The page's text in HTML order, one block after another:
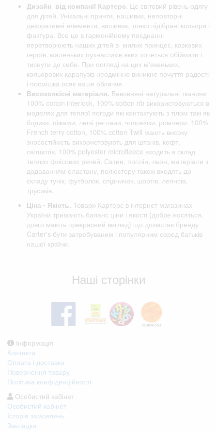
Дизайн від компанії Картерс . Це світовий рівень одягу
для дітей. Унікальні принти, нашивки, неповторні
декоративні елементи, вишивка, тонко підібрані кольори і
фактура. Все це в гармонійному поєднанні
перетворюють наших дітей в милих принцес, казкових
героїв, маленьких пухнастиків яких хочеться обіймати і
тиснути до себе. При погляді на цих м'якеньких,
кольорових карапузів неодмінно виникне почуття радості
і посмішка осяє ваше обличчя.
Високоякісні матеріали. Бавовняні натуральні тканини
100% cotton interlock, 100% cotton rib використовуються в
моделях для теплої погоди які контактують з тілом такі як
бодики, піжами, легкі реглани, чоловічки, ромпери. 100%
French terry cotton, 100% cotton Twill мають високу
зносостійкість використовують для штанів, кофт,
світшотів. 100% polyester microfleece входить в склад
теплих флісових речей. Сатин, поплін, льон, матеріали з
додаванням еластану, поліестеру також входять до
складу тунік, футболок, спідничок, шортів, легінсів,
трусиків.
Ціна - Якість. Товари Картерс в інтернет магазинах
України тримають баланс ціни і якості (добре носяться,
довго мають прекрасний вигляд) що дозволяє бренду
Carter's бути затребуваним і популярним серед батьків
нашої країни.
Наші сторінки
Інформація
Контакти
Оплата і доставка
Повернення товару
Політика конфіденційності
Особистий кабінет
Особистий кабінет
Історія замовлень
Закладки